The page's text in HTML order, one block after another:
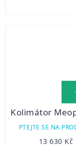
PTEJTE SE NA
13 630 Kč